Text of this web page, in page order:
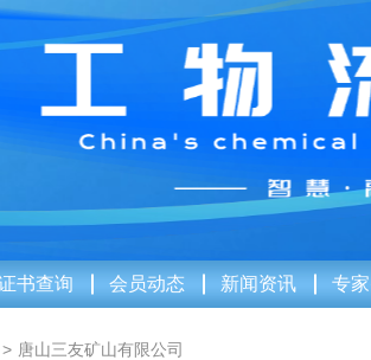
书查询 会员动态 新闻资讯 专
> 唐山三友矿山有限公司